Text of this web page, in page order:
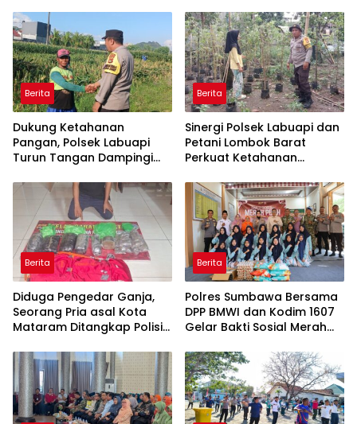
Berita
Dukung Ketahanan
Pangan, Polsek Labuapi
Turun Tangan Dampingi
Bongkot
Berita
Sinergi Polsek Labuapi dan
Petani Lombok Barat
Perkuat Ketahanan
Berita
Diduga Pengedar Ganja,
Seorang Pria asal Kota
Mataram Ditangkap Polisi
Berita
Polres Sumbawa Bersama
DPP BMWI dan Kodim 1607
Gelar Bakti Sosial Merah
Hidayatullah